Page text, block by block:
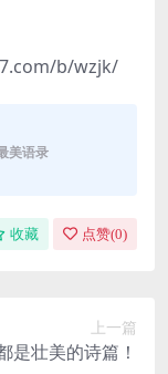
b/wzjk/
美语录
收藏 点赞(0)
上一篇
是壮美的诗篇！